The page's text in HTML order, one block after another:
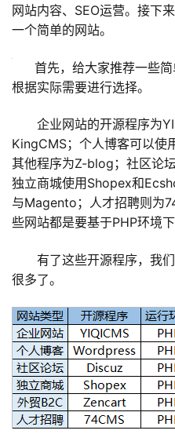
网站内容、SEO运营。接下
一个简单的网站。
首先，给大家推荐一些
根据实际需要进行选择。
企业网站的开源程序为
KingCMS；个人博客可以使
其他程序为Z-blog；社区论
独立商城使用Shopex和
与Magento；人才招聘则为
些网站都是要基于PHP环境下
有了这些开源程序，我
很多了。